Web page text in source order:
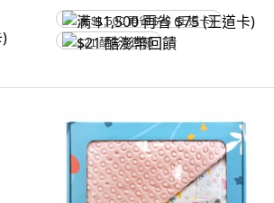
满 $1,500 再省 $75 (王道卡)
$21 酷澎幣回饋